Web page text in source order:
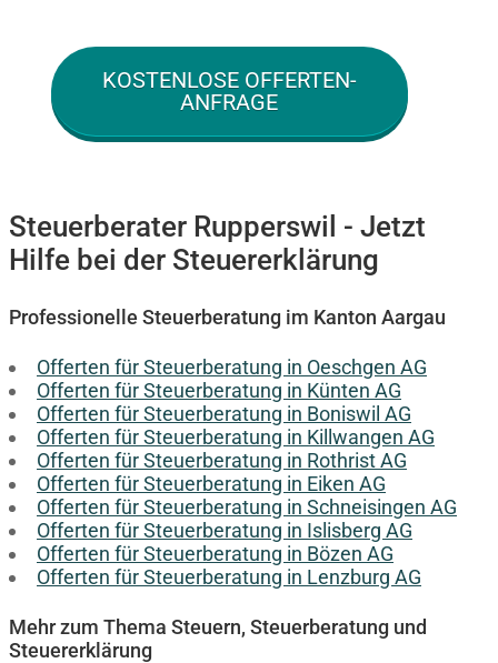
KOSTENLOSE OFFERTEN-
ANFRAGE
Steuerberater Rupperswil - Jetzt
Hilfe bei der Steuererklärung
Professionelle Steuerberatung im Kanton Aargau
Offerten für Steuerberatung in Oeschgen AG
Offerten für Steuerberatung in Künten AG
Offerten für Steuerberatung in Boniswil AG
Offerten für Steuerberatung in Killwangen AG
Offerten für Steuerberatung in Rothrist AG
Offerten für Steuerberatung in Eiken AG
Offerten für Steuerberatung in Schneisingen AG
Offerten für Steuerberatung in Islisberg AG
Offerten für Steuerberatung in Bözen AG
Offerten für Steuerberatung in Lenzburg AG
Mehr zum Thema Steuern, Steuerberatung und
Steuererklärung